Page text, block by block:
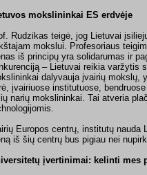
mokslininkai ES erdvėje
Rudzikas teigė, jog Lietuvai
mokslui. Profesoriaus
iš principų yra solidarumas ir
– Lietuvai reikia varžytis
dalyvauja įvairių mokslų,
įvairiuose institutuose,
narių mokslininkai. Tai atveria
Europos centrų, institutų
iš šių centrų bus pigiau nei
įvertinimai: kelinti mes